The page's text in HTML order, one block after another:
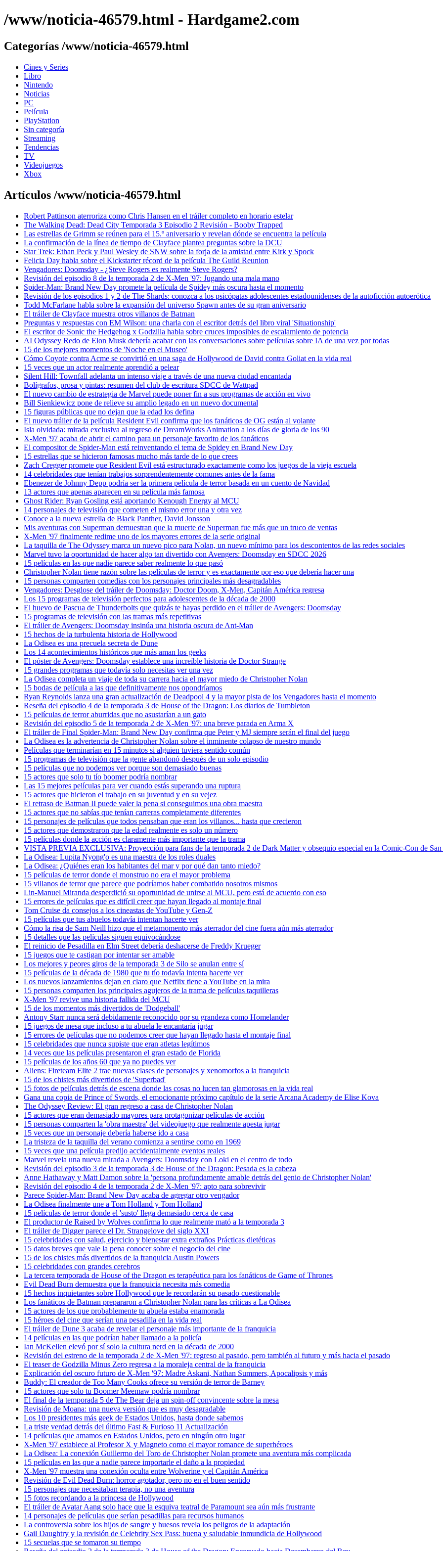
/www/noticia-46579.html - Hardgame2.com
Categorías /www/noticia-46579.html
Cines y Series
Libro
Nintendo
Noticias
PC
Película
PlayStation
Sin categoría
Streaming
Tendencias
TV
Videojuegos
Xbox
Artículos /www/noticia-46579.html
Robert Pattinson aterroriza como Chris Hansen en el tráiler completo en horario estelar
The Walking Dead: Dead City Temporada 3 Episodio 2 Revisión - Booby Trapped
Las estrellas de Grimm se reúnen para el 15.º aniversario y revelan dónde se encuentra la película
La confirmación de la línea de tiempo de Clayface plantea preguntas sobre la DCU
Star Trek: Ethan Peck y Paul Wesley de SNW sobre la forja de la amistad entre Kirk y Spock
Felicia Day habla sobre el Kickstarter récord de la película The Guild Reunion
Vengadores: Doomsday - ¿Steve Rogers es realmente Steve Rogers?
Revisión del episodio 8 de la temporada 2 de X-Men '97: Jugando una mala mano
Spider-Man: Brand New Day promete la película de Spidey más oscura hasta el momento
Revisión de los episodios 1 y 2 de The Shards: conozca a los psicópatas adolescentes estadounidenses de la autoficción autoerótica
Todd McFarlane habla sobre la expansión del universo Spawn antes de su gran aniversario
El tráiler de Clayface muestra otros villanos de Batman
Preguntas y respuestas con EM Wilson: una charla con el escritor detrás del libro viral 'Situationship'
El escritor de Sonic the Hedgehog x Godzilla habla sobre cruces imposibles de escalamiento de potencia
AI Odyssey Redo de Elon Musk debería acabar con las conversaciones sobre películas sobre IA de una vez por todas
15 de los mejores momentos de 'Noche en el Museo'
Cómo Coyote contra Acme se convirtió en una saga de Hollywood de David contra Goliat en la vida real
15 veces que un actor realmente aprendió a pelear
Silent Hill: Townfall adelanta un intenso viaje a través de una nueva ciudad encantada
Bolígrafos, prosa y pintas: resumen del club de escritura SDCC de Wattpad
El nuevo cambio de estrategia de Marvel puede poner fin a sus programas de acción en vivo
Bill Sienkiewicz pone de relieve su amplio legado en un nuevo documental
15 figuras públicas que no dejan que la edad los defina
El nuevo tráiler de la película Resident Evil confirma que los fanáticos de OG están al volante
Isla olvidada: mirada exclusiva al regreso de DreamWorks Animation a los días de gloria de los 90
X-Men '97 acaba de abrir el camino para un personaje favorito de los fanáticos
El compositor de Spider-Man está reinventando el tema de Spidey en Brand New Day
15 estrellas que se hicieron famosas mucho más tarde de lo que crees
Zach Cregger promete que Resident Evil está estructurado exactamente como los juegos de la vieja escuela
14 celebridades que tenían trabajos sorprendentemente comunes antes de la fama
Ebenezer de Johnny Depp podría ser la primera película de terror basada en un cuento de Navidad
13 actores que apenas aparecen en su película más famosa
Ghost Rider: Ryan Gosling está aportando Kenough Energy al MCU
14 personajes de televisión que cometen el mismo error una y otra vez
Conoce a la nueva estrella de Black Panther, David Jonsson
Mis aventuras con Superman demuestran que la muerte de Superman fue más que un truco de ventas
X-Men '97 finalmente redime uno de los mayores errores de la serie original
La taquilla de The Odyssey marca un nuevo pico para Nolan, un nuevo mínimo para los descontentos de las redes sociales
Marvel tuvo la oportunidad de hacer algo tan divertido con Avengers: Doomsday en SDCC 2026
15 películas en las que nadie parece saber realmente lo que pasó
Christopher Nolan tiene razón sobre las películas de terror y es exactamente por eso que debería hacer una
15 personas comparten comedias con los personajes principales más desagradables
Vengadores: Desglose del tráiler de Doomsday: Doctor Doom, X-Men, Capitán América regresa
Los 15 programas de televisión perfectos para adolescentes de la década de 2000
El huevo de Pascua de Thunderbolts que quizás te hayas perdido en el tráiler de Avengers: Doomsday
15 programas de televisión con las tramas más repetitivas
El tráiler de Avengers: Doomsday insinúa una historia oscura de Ant-Man
15 hechos de la turbulenta historia de Hollywood
La Odisea es una precuela secreta de Dune
Los 14 acontecimientos históricos que más aman los geeks
El póster de Avengers: Doomsday establece una increíble historia de Doctor Strange
15 grandes programas que todavía solo necesitas ver una vez
La Odisea completa un viaje de toda su carrera hacia el mayor miedo de Christopher Nolan
15 bodas de película a las que definitivamente nos opondríamos
Ryan Reynolds lanza una gran actualización de Deadpool 4 y la mayor pista de los Vengadores hasta el momento
Reseña del episodio 4 de la temporada 3 de House of the Dragon: Los diarios de Tumbleton
15 películas de terror aburridas que no asustarían a un gato
Revisión del episodio 5 de la temporada 2 de X-Men '97: una breve parada en Arma X
El tráiler de Final Spider-Man: Brand New Day confirma que Peter y MJ siempre serán el final del juego
La Odisea es la advertencia de Christopher Nolan sobre el inminente colapso de nuestro mundo
Películas que terminarían en 15 minutos si alguien tuviera sentido común
15 programas de televisión que la gente abandonó después de un solo episodio
15 películas que no podemos ver porque son demasiado buenas
15 actores que solo tu tío boomer podría nombrar
Las 15 mejores películas para ver cuando estás superando una ruptura
15 actores que hicieron el trabajo en su juventud y en su vejez
El retraso de Batman II puede valer la pena si conseguimos una obra maestra
15 actores que no sabías que tenían carreras completamente diferentes
15 personajes de películas que todos pensaban que eran los villanos... hasta que crecieron
15 actores que demostraron que la edad realmente es solo un número
15 películas donde la acción es claramente más importante que la trama
VISTA PREVIA EXCLUSIVA: Proyección para fans de la temporada 2 de Dark Matter y obsequio especial en la Comic-Con de
La Odisea: Lupita Nyong'o es una maestra de los roles duales
La Odisea: ¿Quiénes eran los habitantes del mar y por qué dan tanto miedo?
15 películas de terror donde el monstruo no era el mayor problema
15 villanos de terror que parece que podríamos haber combatido nosotros mismos
Lin-Manuel Miranda desperdició su oportunidad de unirse al MCU, pero está de acuerdo con eso
15 errores de películas que es difícil creer que hayan llegado al montaje final
Tom Cruise da consejos a los cineastas de YouTube y Gen-Z
15 películas que tus abuelos todavía intentan hacerte ver
Cómo la risa de Sam Neill hizo que el metamomento más aterrador del cine fuera aún más aterrador
15 detalles que las películas siguen equivocándose
El reinicio de Pesadilla en Elm Street debería deshacerse de Freddy Krueger
15 juegos que te castigan por intentar ser amable
Los mejores y peores giros de la temporada 3 de Silo se anulan entre sí
15 películas de la década de 1980 que tu tío todavía intenta hacerte ver
Los nuevos lanzamientos dejan en claro que Netflix tiene a YouTube en la mira
15 personas comparten los principales agujeros de la trama de películas taquilleras
X-Men '97 revive una historia fallida del MCU
15 de los momentos más divertidos de 'Dodgeball'
Antony Starr nunca será debidamente reconocido por su grandeza como Homelander
15 juegos de mesa que incluso a tu abuela le encantaría jugar
15 errores de películas que no podemos creer que hayan llegado hasta el montaje final
15 celebridades que nunca supiste que eran atletas legítimos
14 veces que las películas presentaron el gran estado de Florida
15 películas de los años 60 que ya no puedes ver
Aliens: Fireteam Elite 2 trae nuevas clases de personajes y xenomorfos a la franquicia
15 de los chistes más divertidos de 'Superbad'
15 fotos de películas detrás de escena donde las cosas no lucen tan glamorosas en la vida real
Gana una copia de Prince of Swords, el emocionante próximo capítulo de la serie Arcana Academy de Elise Kova
The Odyssey Review: El gran regreso a casa de Christopher Nolan
15 actores que eran demasiado mayores para protagonizar películas de acción
15 personas comparten la 'obra maestra' del videojuego que realmente apesta jugar
15 veces que un personaje debería haberse ido a casa
La tristeza de la taquilla del verano comienza a sentirse como en 1969
15 veces que una película predijo accidentalmente eventos reales
Marvel revela una nueva mirada a Avengers: Doomsday con Loki en el centro de todo
Revisión del episodio 3 de la temporada 3 de House of the Dragon: Pesada es la cabeza
Anne Hathaway y Matt Damon sobre la 'persona profundamente amable detrás del genio de Christopher Nolan'
Revisión del episodio 4 de la temporada 2 de X-Men '97: apto para sobrevivir
Parece Spider-Man: Brand New Day acaba de agregar otro vengador
La Odisea finalmente une a Tom Holland y Tom Holland
15 películas de terror donde el 'susto' llega demasiado cerca de casa
El productor de Raised by Wolves confirma lo que realmente mató a la temporada 3
El tráiler de Digger parece el Dr. Strangelove del siglo XXI
15 celebridades con salud, ejercicio y bienestar extra extraños Prácticas dietéticas
15 datos breves que vale la pena conocer sobre el negocio del cine
15 de los chistes más divertidos de la franquicia Austin Powers
15 celebridades con grandes cerebros
La tercera temporada de House of the Dragon es terapéutica para los fanáticos de Game of Thrones
Evil Dead Burn demuestra que la franquicia necesita más comedia
15 hechos inquietantes sobre Hollywood que le recordarán su pasado cuestionable
Los fanáticos de Batman prepararon a Christopher Nolan para las críticas a La Odisea
15 actores de los que probablemente tu abuela estaba enamorada
15 héroes del cine que serían una pesadilla en la vida real
El tráiler de Dune 3 acaba de revelar el personaje más importante de la franquicia
14 películas en las que podrían haber llamado a la policía
Ian McKellen elevó por sí solo la cultura nerd en la década de 2000
Revisión del estreno de la temporada 2 de X-Men '97: regreso al pasado, pero también al futuro y más hacia el pasado
El teaser de Godzilla Minus Zero regresa a la moraleja central de la franquicia
Explicación del oscuro futuro de X-Men '97: Madre Askani, Nathan Summers, Apocalipsis y más
Buddy: El creador de Too Many Cooks ofrece su versión de terror de Barney
15 actores que solo tu Boomer Meemaw podría nombrar
El final de la temporada 5 de The Bear deja un spin-off convincente sobre la mesa
Revisión de Moana: una nueva versión que es muy desagradable
Los 10 presidentes más geek de Estados Unidos, hasta donde sabemos
La triste verdad detrás del último Fast & Furioso 11 Actualización
14 películas que amamos en Estados Unidos, pero en ningún otro lugar
X-Men '97 establece al Profesor X y Magneto como el mayor romance de superhéroes
La Odisea: La conexión Guillermo del Toro de Christopher Nolan promete una aventura más complicada
15 películas en las que a nadie parece importarle el daño a la propiedad
X-Men '97 muestra una conexión oculta entre Wolverine y el Capitán América
Revisión de Evil Dead Burn: horror agotador, pero no en el buen sentido
15 personajes que necesitaban terapia, no una aventura
15 fotos recordando a la princesa de Hollywood
El tráiler de Avatar Aang solo hace que la esquiva teatral de Paramount sea aún más frustrante
14 personajes de películas que serían pesadillas para recursos humanos
La controversia sobre los hijos de sangre y huesos revela los peligros de la adaptación
Gail Daughtry y la revisión de Celebrity Sex Pass: buena y saludable inmundicia de Hollywood
15 secuelas que se tomaron su tiempo